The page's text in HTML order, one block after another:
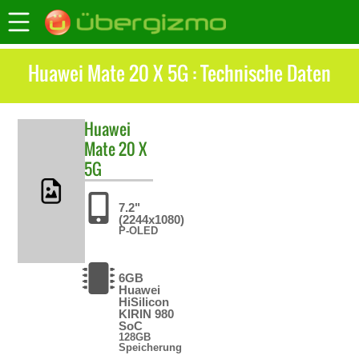
Huawei Mate 20 X 5G : Technische Daten
Huawei
Mate 20 X
5G
7.2"
(2244x1080)
P-OLED
6GB
Huawei
HiSilicon
KIRIN 980
SoC
128GB
Speicherung